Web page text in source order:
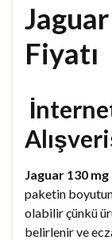
Fiyatı
Jaguar 130 mg
paketin
olabilir çünkü
belirlenir ve